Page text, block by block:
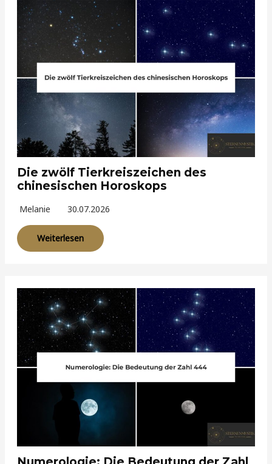
Die zwölf Tierkreiszeichen des
chinesischen Horoskops
Melanie 30.07.2026
Weiterlesen